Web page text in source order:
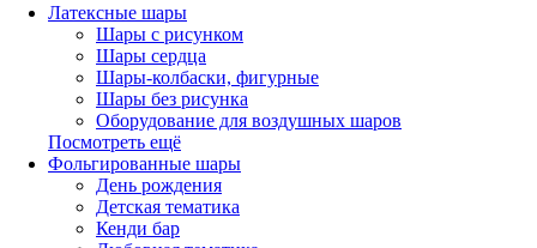
Латексные шары
Шары с рисунком
Шары сердца
Шары-колбаски, фигурные
Шары без рисунка
Оборудование для воздушных шаров
Посмотреть ещё
Фольгированные шары
День рождения
Детская тематика
Кенди бар